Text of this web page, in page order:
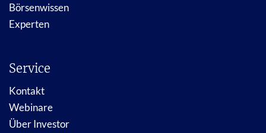
Börsenwissen
Experten
Service
Kontakt
Webinare
Über Investor